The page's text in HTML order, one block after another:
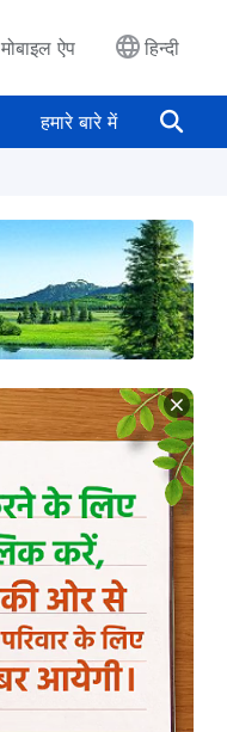
मोबाइल ऐप हिन्दी
हमारे बारे में